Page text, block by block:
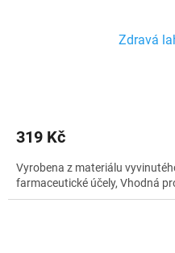
Zdravá
319 Kč
Vyrobena z materiálu
farmaceutické účely, Vhodná